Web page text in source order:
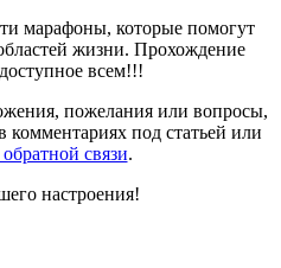
марафоны, которые помогут
жизни. Прохождение
всем!!!
пожелания или вопросы,
комментариях под статьей или
связи.
настроения!